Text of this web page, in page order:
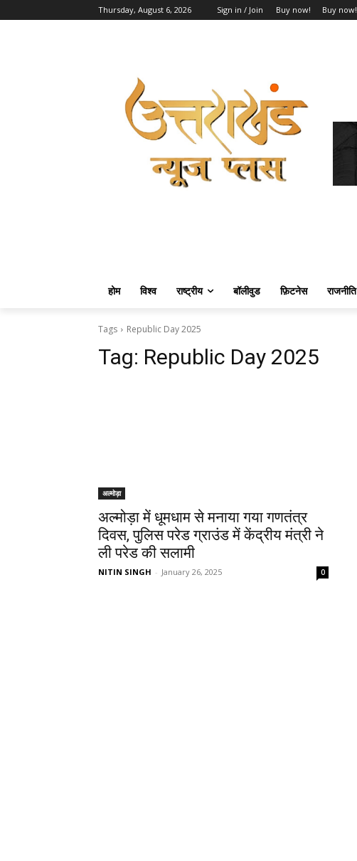
Thursday, August 6, 2026 Sign in / Join Buy now! Buy now!
होम विश्व राष्ट्रीय बॉलीवुड फ़िटनेस राजनीति
Tags Republic Day 2025
Tag: Republic Day 2025
अल्मोड़ा
अल्मोड़ा में धूमधाम से मनाया गया गणतंत्र
दिवस, पुलिस परेड ग्राउंड में केंद्रीय मंत्री ने
ली परेड की सलामी
NITIN SINGH - January 26, 2025 0